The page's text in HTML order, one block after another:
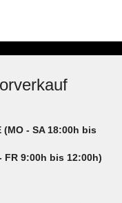
(MO - SA 18:00h bis
FR 9:00h bis 12:00h)